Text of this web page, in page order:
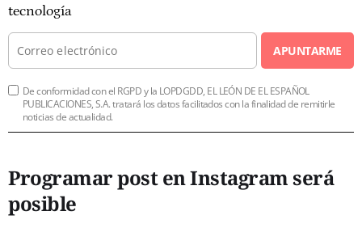
tecnología
APUNTARME
De conformidad con el RGPD y la LOPDGDD, EL LEÓN DE EL ESPAÑOL
PUBLICACIONES, S.A. tratará los datos facilitados con la finalidad de remitirle
noticias de actualidad.
Programar post en Instagram será
posible